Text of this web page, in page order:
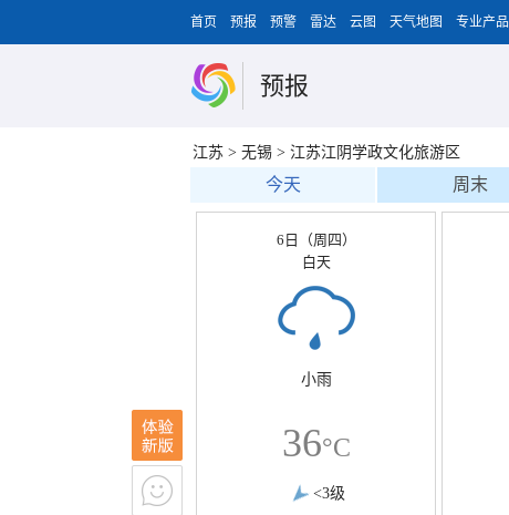
首页 预报 预警 雷达 云图 天气地图 专业产品
预报
江苏 > 无锡 > 江苏江阴学政文化旅游区
今天 周末
6日（周四）
白天
小雨
36°C
<3级